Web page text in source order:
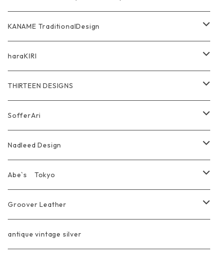
WalletChain
Other
pierce earring
Pendant
Bracelet
Other＆Wallet
Pierce
Chain
Bracelet
Silver Jewelry
RidersJacket Leather
Bag & Wallet
wear
Ring
Pendant
Necklace & BoloTie
Bracelet＆Bangle
Other＆Knife
KeyChain&WalletChain
Chain
KANAME TraditionalDesign
指飾り Ring
首飾り Pendant
耳飾り Pierce Earring
腕飾り Bracelet
haraKIRI
GODZILLA ゴジラ
Marusan Toy GODZILLA Sofubi
EVANGELION エヴァンゲリオン
Ring
Pendant
Bracelet&Bangle
WalletChain
THIRTEEN DESIGNS
Wallet
WalletChain
KeyChain
BRACELET
Ring
SofferAri
Wallet&Wallet Chain
Bag
Other
Belt Strap
Nadleed Design
Ring
Pendant
Abe`s Tokyo
Ring
Groover Leather
Wallet
antique vintage silver